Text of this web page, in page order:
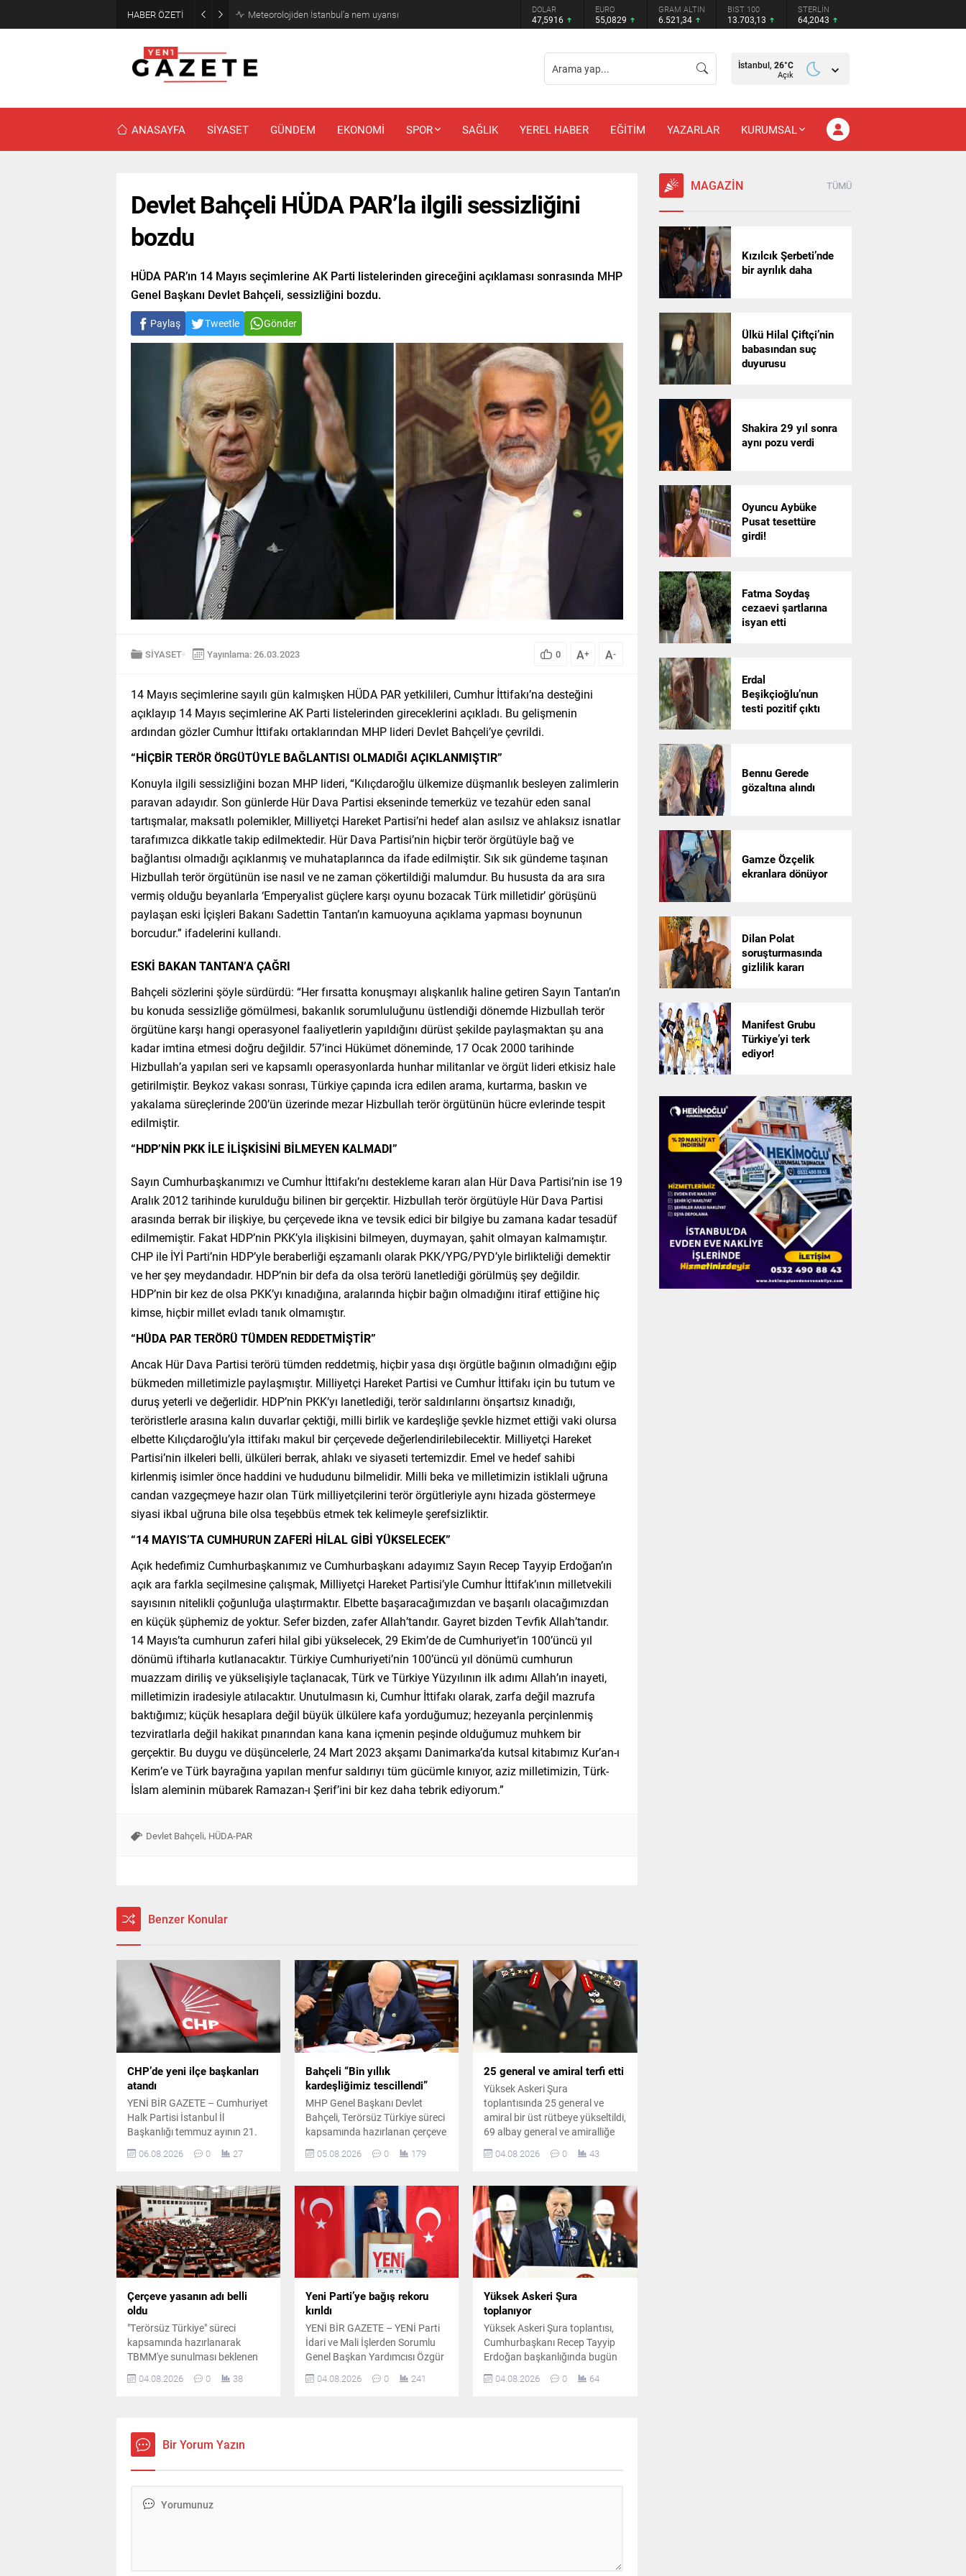
HABER ÖZETİ Meteorolojiden İstanbul’a nem uyarısı DOLAR
47,5916
EURO
55,0829
GRAM ALTIN
6.521,34
BIST 100
13.703,13
STERLİN
64,2043
İstanbul, 26°C
Açık
ANASAYFA SİYASET GÜNDEM EKONOMİ SPOR SAĞLIK YEREL HABER EĞİTİM YAZARLAR KURUMSAL
Devlet Bahçeli HÜDA PAR’la ilgili sessizliğini
bozdu
HÜDA PAR’ın 14 Mayıs seçimlerine AK Parti listelerinden gireceğini açıklaması sonrasında MHP
Genel Başkanı Devlet Bahçeli, sessizliğini bozdu.
Paylaş Tweetle Gönder
SİYASET Yayınlama: 26.03.2023 0 A+ A-
14 Mayıs seçimlerine sayılı gün kalmışken HÜDA PAR yetkilileri, Cumhur İttifakı’na desteğini
açıklayıp 14 Mayıs seçimlerine AK Parti listelerinden gireceklerini açıkladı. Bu gelişmenin
ardından gözler Cumhur İttifakı ortaklarından MHP lideri Devlet Bahçeli’ye çevrildi.
“HİÇBİR TERÖR ÖRGÜTÜYLE BAĞLANTISI OLMADIĞI AÇIKLANMIŞTIR”
Konuyla ilgili sessizliğini bozan MHP lideri, “Kılıçdaroğlu ülkemize düşmanlık besleyen zalimlerin
paravan adayıdır. Son günlerde Hür Dava Partisi ekseninde temerküz ve tezahür eden sanal
tartışmalar, maksatlı polemikler, Milliyetçi Hareket Partisi’ni hedef alan asılsız ve ahlaksız isnatlar
tarafımızca dikkatle takip edilmektedir. Hür Dava Partisi’nin hiçbir terör örgütüyle bağ ve
bağlantısı olmadığı açıklanmış ve muhataplarınca da ifade edilmiştir. Sık sık gündeme taşınan
Hizbullah terör örgütünün ise nasıl ve ne zaman çökertildiği malumdur. Bu hususta da ara sıra
vermiş olduğu beyanlarla ‘Emperyalist güçlere karşı oyunu bozacak Türk milletidir’ görüşünü
paylaşan eski İçişleri Bakanı Sadettin Tantan’ın kamuoyuna açıklama yapması boynunun
borcudur.” ifadelerini kullandı.
ESKİ BAKAN TANTAN’A ÇAĞRI
Bahçeli sözlerini şöyle sürdürdü: “Her fırsatta konuşmayı alışkanlık haline getiren Sayın Tantan’ın
bu konuda sessizliğe gömülmesi, bakanlık sorumluluğunu üstlendiği dönemde Hizbullah terör
örgütüne karşı hangi operasyonel faaliyetlerin yapıldığını dürüst şekilde paylaşmaktan şu ana
kadar imtina etmesi doğru değildir. 57’inci Hükümet döneminde, 17 Ocak 2000 tarihinde
Hizbullah’a yapılan seri ve kapsamlı operasyonlarda hunhar militanlar ve örgüt lideri etkisiz hale
getirilmiştir. Beykoz vakası sonrası, Türkiye çapında icra edilen arama, kurtarma, baskın ve
yakalama süreçlerinde 200’ün üzerinde mezar Hizbullah terör örgütünün hücre evlerinde tespit
edilmiştir.
“HDP’NİN PKK İLE İLİŞKİSİNİ BİLMEYEN KALMADI”
Sayın Cumhurbaşkanımızı ve Cumhur İttifakı’nı destekleme kararı alan Hür Dava Partisi’nin ise 19
Aralık 2012 tarihinde kurulduğu bilinen bir gerçektir. Hizbullah terör örgütüyle Hür Dava Partisi
arasında berrak bir ilişkiye, bu çerçevede ikna ve tevsik edici bir bilgiye bu zamana kadar tesadüf
edilmemiştir. Fakat HDP’nin PKK’yla ilişkisini bilmeyen, duymayan, şahit olmayan kalmamıştır.
CHP ile İYİ Parti’nin HDP’yle beraberliği eşzamanlı olarak PKK/YPG/PYD’yle birlikteliği demektir
ve her şey meydandadır. HDP’nin bir defa da olsa terörü lanetlediği görülmüş şey değildir.
HDP’nin bir kez de olsa PKK’yı kınadığına, aralarında hiçbir bağın olmadığını itiraf ettiğine hiç
kimse, hiçbir millet evladı tanık olmamıştır.
“HÜDA PAR TERÖRÜ TÜMDEN REDDETMİŞTİR”
Ancak Hür Dava Partisi terörü tümden reddetmiş, hiçbir yasa dışı örgütle bağının olmadığını eğip
bükmeden milletimizle paylaşmıştır. Milliyetçi Hareket Partisi ve Cumhur İttifakı için bu tutum ve
duruş yeterli ve değerlidir. HDP’nin PKK’yı lanetlediği, terör saldırılarını önşartsız kınadığı,
teröristlerle arasına kalın duvarlar çektiği, milli birlik ve kardeşliğe şevkle hizmet ettiği vaki olursa
elbette Kılıçdaroğlu’yla ittifakı makul bir çerçevede değerlendirilebilecektir. Milliyetçi Hareket
Partisi’nin ilkeleri belli, ülküleri berrak, ahlakı ve siyaseti tertemizdir. Emel ve hedef sahibi
kirlenmiş isimler önce haddini ve hududunu bilmelidir. Milli beka ve milletimizin istiklali uğruna
candan vazgeçmeye hazır olan Türk milliyetçilerini terör örgütleriyle aynı hizada göstermeye
siyasi ikbal uğruna bile olsa teşebbüs etmek tek kelimeyle şerefsizliktir.
“14 MAYIS’TA CUMHURUN ZAFERİ HİLAL GİBİ YÜKSELECEK”
Açık hedefimiz Cumhurbaşkanımız ve Cumhurbaşkanı adayımız Sayın Recep Tayyip Erdoğan’ın
açık ara farkla seçilmesine çalışmak, Milliyetçi Hareket Partisi’yle Cumhur İttifak’ının milletvekili
sayısının nitelikli çoğunluğa ulaştırmaktır. Elbette başaracağımızdan ve başarılı olacağımızdan
en küçük şüphemiz de yoktur. Sefer bizden, zafer Allah’tandır. Gayret bizden Tevfik Allah’tandır.
14 Mayıs’ta cumhurun zaferi hilal gibi yükselecek, 29 Ekim’de de Cumhuriyet’in 100’üncü yıl
dönümü iftiharla kutlanacaktır. Türkiye Cumhuriyeti’nin 100’üncü yıl dönümü cumhurun
muazzam diriliş ve yükselişiyle taçlanacak, Türk ve Türkiye Yüzyılının ilk adımı Allah’ın inayeti,
milletimizin iradesiyle atılacaktır. Unutulmasın ki, Cumhur İttifakı olarak, zarfa değil mazrufa
baktığımız; küçük hesaplara değil büyük ülkülere kafa yorduğumuz; hezeyanla perçinlenmiş
tezviratlarla değil hakikat pınarından kana kana içmenin peşinde olduğumuz muhkem bir
gerçektir. Bu duygu ve düşüncelerle, 24 Mart 2023 akşamı Danimarka’da kutsal kitabımız Kur’an-ı
Kerim’e ve Türk bayrağına yapılan menfur saldırıyı tüm gücümle kınıyor, aziz milletimizin, Türk-
İslam aleminin mübarek Ramazan-ı Şerif’ini bir kez daha tebrik ediyorum.”
Devlet Bahçeli, HÜDA-PAR
Benzer Konular
CHP’de yeni ilçe başkanları
atandı
YENİ BİR GAZETE – Cumhuriyet
Halk Partisi İstanbul İl
Başkanlığı temmuz ayının 21.
sayıda ilçe başkanı ile
disiplinine aykırı faaliyetler
gerekçesiyle görevden
uzaklaştırmıştı. İlgili başkanların
disiplin kuruluna sevk
edilmesinin ardından
teşkilatlarda yeni bir yapılanma
sürecine girildi. Resmî
duyurunun kısa sürede
yapılması bekleniyor Parti...
06.08.2026 0 27
Bahçeli “Bin yıllık
kardeşliğimiz tescillendi”
MHP Genel Başkanı Devlet
Bahçeli, Terörsüz Türkiye süreci
kapsamında hazırlanan çerçeve
değerlendirmelerde bulundu.
bir adım olduğunu söyledi.
05.08.2026 0 179
25 general ve amiral terfi etti
Yüksek Askeri Şura
toplantısında 25 general ve
amiral bir üst rütbeye yükseltildi,
69 albay general ve amiralliğe
Komutanlığı görevine Orgeneral
04.08.2026 0 43
Çerçeve yasanın adı belli
oldu
"Terörsüz Türkiye" süreci
kapsamında hazırlanarak
TBMM'ye sunulması beklenen
çerçeve yasa teklifinin ismi
netleşti. Düzenlemenin siyasi
04.08.2026 0 38
Yeni Parti’ye bağış rekoru
kırıldı
YENİ BİR GAZETE – YENİ Parti
İdari ve Mali İşlerden Sorumlu
Genel Başkan Yardımcısı Özgür
Ceylan, partinin yürüttüğü
dayanışma kampanyasında
milyon lira aşıldı Özgür Ceylan,
04.08.2026 0 241
Yüksek Askeri Şura
toplanıyor
Yüksek Askeri Şura toplantısı,
Cumhurbaşkanı Recep Tayyip
Erdoğan başkanlığında bugün
Cumhurbaşkanlığı Külliyesi'nde
gerçekleştirilecek. Toplantıda
04.08.2026 0 64
Bir Yorum Yazın
MAGAZİN TÜMÜ
Kızılcık Şerbeti’nde
bir ayrılık daha
Ülkü Hilal Çiftçi’nin
babasından suç
duyurusu
Shakira 29 yıl sonra
aynı pozu verdi
Oyuncu Aybüke
Pusat tesettüre
girdi!
Fatma Soydaş
cezaevi şartlarına
isyan etti
Erdal
Beşikçioğlu’nun
testi pozitif çıktı
Bennu Gerede
gözaltına alındı
Gamze Özçelik
ekranlara dönüyor
Dilan Polat
soruşturmasında
gizlilik kararı
Manifest Grubu
Türkiye’yi terk
ediyor!